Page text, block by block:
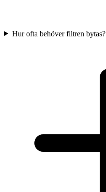
Hur ofta behöver filtren bytas?